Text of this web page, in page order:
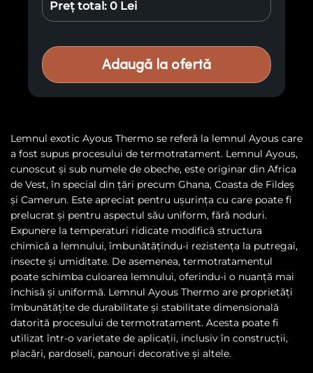
Preț total: 0 Lei
Adaugă la ofertă
Lemnul exotic Ayous Thermo se referă la lemnul Ayous care
a fost supus procesului de termotratament. Lemnul Ayous,
cunoscut și sub numele de obeche, este originar din Africa
de Vest, în special din țări precum Ghana, Coasta de Fildeș
și Camerun. Este apreciat pentru ușurința cu care poate fi
prelucrat și pentru aspectul său uniform, fără noduri.
Expunere la temperaturi ridicate modifică structura
chimică a lemnului, îmbunătățindu-i rezistența la putregai,
insecte și umiditate. De asemenea, termotratamentul
poate schimba culoarea lemnului, oferindu-i o nuanță mai
închisă și uniformă. Lemnul Ayous Thermo are proprietăți
îmbunătățite de durabilitate și stabilitate dimensională
datorită procesului de termotratament. Acesta poate fi
utilizat într-o varietate de aplicații, inclusiv în construcții,
placări, pardoseli, panouri decorative și altele.